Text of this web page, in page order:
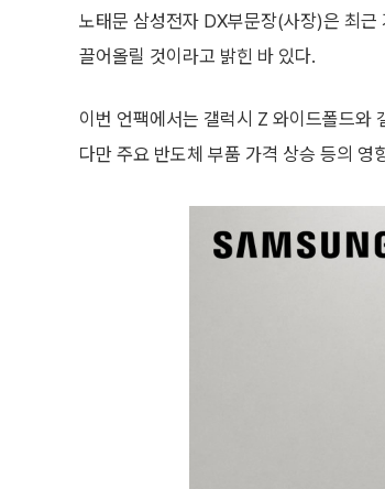
노태문 삼성전자 DX부문장(사장)은 최근
끌어올릴 것이라고 밝힌 바 있다.
이번 언팩에서는 갤럭시 Z 와이드폴드와
다만 주요 반도체 부품 가격 상승 등의